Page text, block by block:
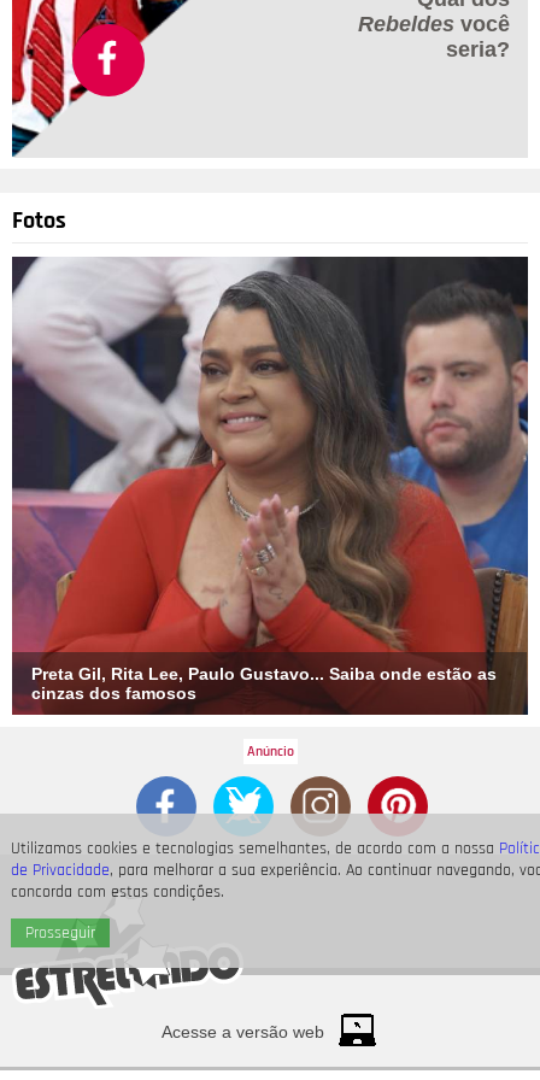
Utilizamos cookies e tecnologias semelhantes, de acordo com a nossa
de Privacidade, para melhorar a sua experiência. Ao continuar navegando,
concorda com estas condições.
Prosseguir
Rebeldes você
seria?
Fotos
Preta Gil, Rita Lee, Paulo Gustavo... Saiba onde estão as
cinzas dos famosos
Acesse a versão web